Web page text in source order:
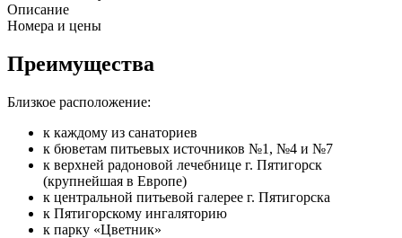
Описание
Номера и цены
Преимущества
Близкое расположение:
к каждому из санаториев
к бюветам питьевых источников №1, №4 и №7
к верхней радоновой лечебнице г. Пятигорск
(крупнейшая в Европе)
к центральной питьевой галерее г. Пятигорска
к Пятигорскому ингаляторию
к парку «Цветник»